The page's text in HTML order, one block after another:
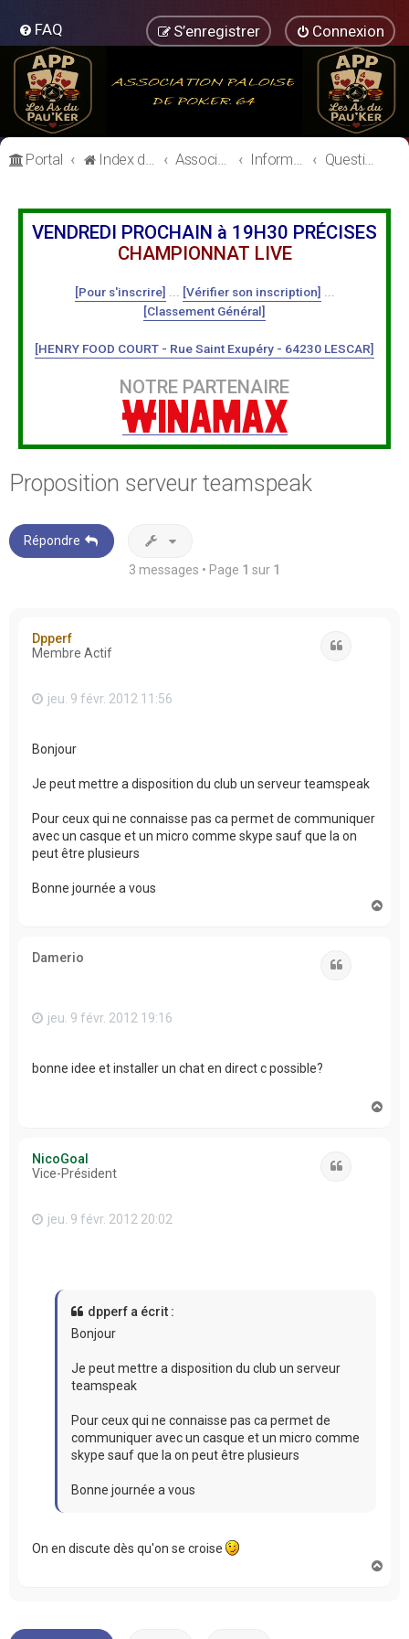
FAQ Connexion
S’enregistrer
Portal Index du forum Association Paloise de Poker Informations Générales Questions à l'équipe dirigeante
VENDREDI PROCHAIN à 19H30 PRÉCISES
CHAMPIONNAT LIVE
[Pour s'inscrire] [Vérifier son inscription]
[Classement Général]
[HENRY FOOD COURT - Rue Saint Exupéry - 64230 LESCAR]
NOTRE PARTENAIRE
Proposition serveur teamspeak
Répondre
3 messages • Page 1 sur 1
Dpperf
Membre Actif
jeu. 9 févr. 2012 11:56
Bonjour
Je peut mettre a disposition du club un serveur teamspeak
Pour ceux qui ne connaisse pas ca permet de communiquer
avec un casque et un micro comme skype sauf que la on
peut être plusieurs
Bonne journée a vous
Damerio
jeu. 9 févr. 2012 19:16
bonne idee et installer un chat en direct c possible?
NicoGoal
Vice-Président
jeu. 9 févr. 2012 20:02
dpperf a écrit :
Bonjour
Je peut mettre a disposition du club un serveur
teamspeak
Pour ceux qui ne connaisse pas ca permet de
communiquer avec un casque et un micro comme
skype sauf que la on peut être plusieurs
Bonne journée a vous
On en discute dès qu'on se croise